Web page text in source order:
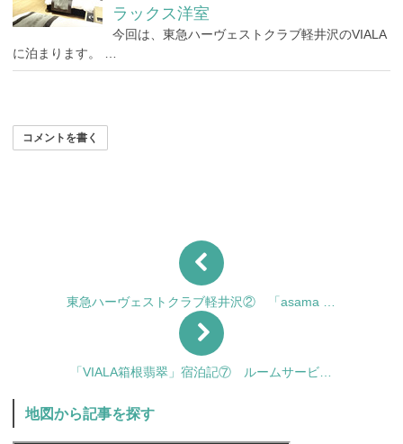
ラックス洋室
今回は、東急ハーヴェストクラブ軽井沢のVIALA
に泊まります。 …
コメントを書く
東急ハーヴェストクラブ軽井沢② 「asama …
「VIALA箱根翡翠」宿泊記⑦ ルームサービ…
地図から記事を探す